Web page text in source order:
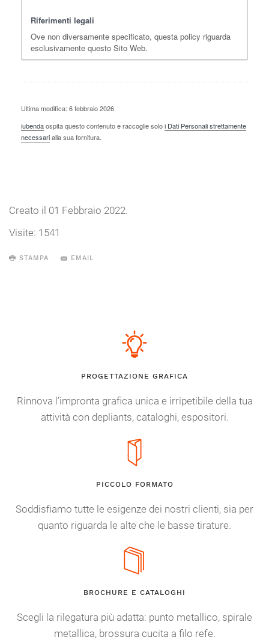
Riferimenti legali
Ove non diversamente specificato, questa policy riguarda
esclusivamente questo Sito Web.
Ultima modifica: 6 febbraio 2026
iubendaospita questo contenuto e raccoglie soloi Dati Personali strettamente
necessarialla sua fornitura.
Creato il 01 Febbraio 2022.
Visite: 1541
STAMPA EMAIL
PROGETTAZIONE GRAFICA
Rinnova l’impronta grafica unica e irripetibile della tua
attività con depliants, cataloghi, espositori.
PICCOLO FORMATO
Soddisfiamo tutte le esigenze dei nostri clienti, sia per
quanto riguarda le alte che le basse tirature.
BROCHURE E CATALOGHI
Scegli la rilegatura più adatta: punto metallico, spirale
metallica, brossura cucita a filo refe.